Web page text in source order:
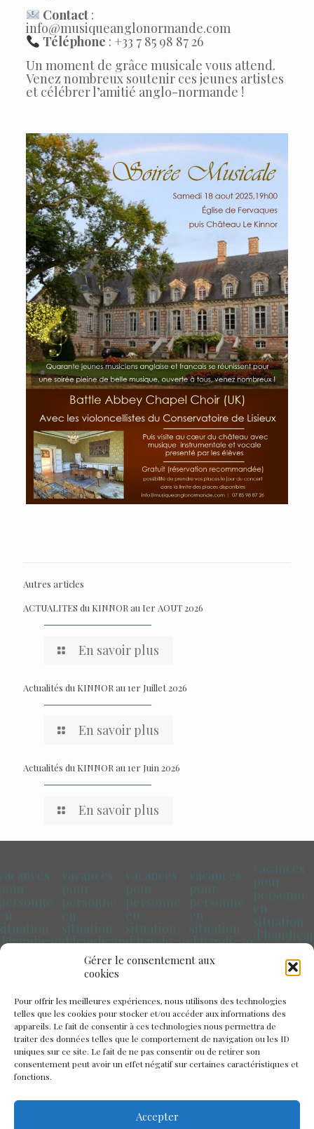
Gérer le consentement aux
cookies
Pour offrir les meilleures expériences, nous utilisons des technologies
telles que les cookies pour stocker et/ou accéder aux informations des
appareils. Le fait de consentir à ces technologies nous permettra de
traiter des données telles que le comportement de navigation ou les ID
uniques sur ce site. Le fait de ne pas consentir ou de retirer son
consentement peut avoir un effet négatif sur certaines caractéristiques et
fonctions.
Accepter
Contact :
info@musiqueanglonormande.com
Téléphone : +33 7 85 98 87 26
Un moment de grâce musicale vous attend.
Venez nombreux soutenir ces jeunes artistes
et célébrer l’amitié anglo-normande !
Autres articles
ACTUALITES du KINNOR au Ier AOUT 2026
En savoir plus
Actualités du KINNOR au 1er Juillet 2026
En savoir plus
Actualités du KINNOR au 1er Juin 2026
En savoir plus
d'handicap
Paris
d'handicap
Toulouse
d'handicap
Bretagne Pays de la